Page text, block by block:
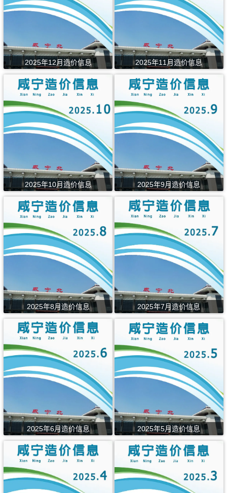
2025年12月造价信息 2025年11月造价信息
2025年10月造价信息 2025年9月造价信息
2025年8月造价信息 2025年7月造价信息
2025年6月造价信息 2025年5月造价信息